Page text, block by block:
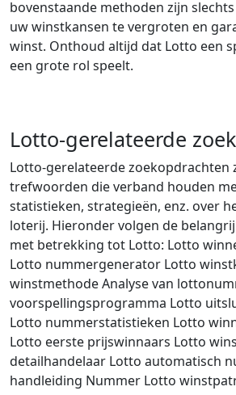
bovenstaande methoden zijn
uw winstkansen te vergroten en
winst. Onthoud altijd dat Lotto een
een grote rol speelt.
Lotto-gerelateerde
Lotto-gerelateerde zoekopdrachten
trefwoorden die verband houden
statistieken, strategieën, enz. over
loterij. Hieronder volgen de
met betrekking tot Lotto: Lotto
Lotto nummergenerator Lotto
winstmethode Analyse van
voorspellingsprogramma Lotto
Lotto nummerstatistieken Lotto
Lotto eerste prijswinnaars Lotto
detailhandelaar Lotto automatisch
handleiding Nummer Lotto